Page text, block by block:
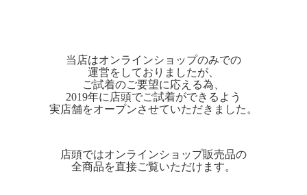
当店はオンラインショップのみでの
運営をしておりましたが、
ご試着のご要望に応える為、
2019年に店頭でご試着ができるよう
実店舗をオープンさせていただきました。
店頭ではオンラインショップ販売品の
全商品を直接ご覧いただけます。